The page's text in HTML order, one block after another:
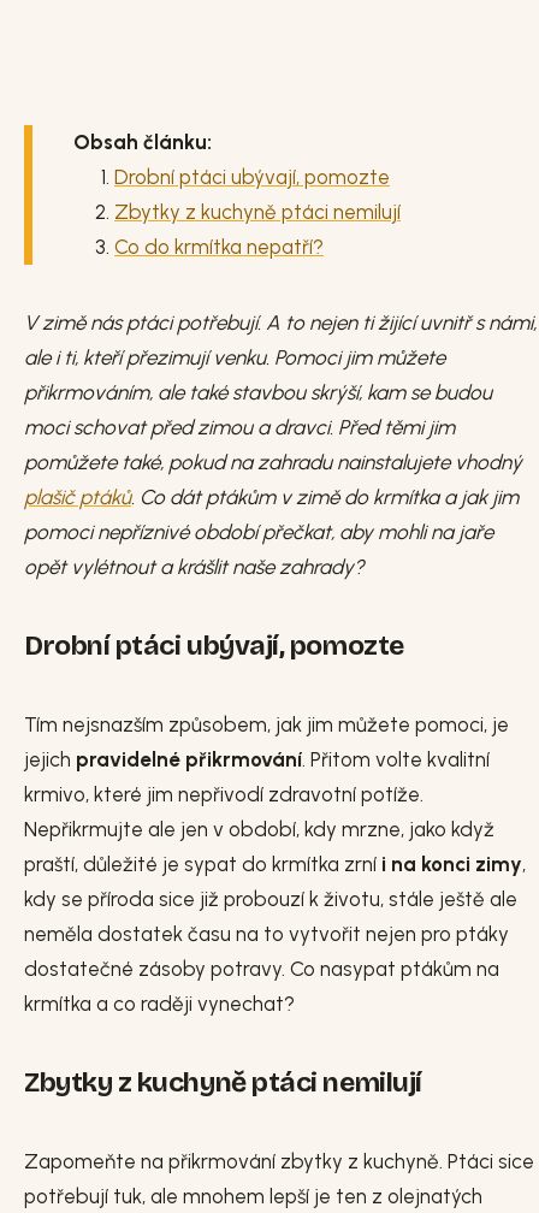
Obsah článku:
Drobní ptáci ubývají, pomozte
Zbytky z kuchyně ptáci nemilují
Co do krmítka nepatří?
V zimě nás ptáci potřebují. A to nejen ti žijící uvnitř s námi,
ale i ti, kteří přezimují venku. Pomoci jim můžete
přikrmováním, ale také stavbou skrýší, kam se budou
moci schovat před zimou a dravci. Před těmi jim
pomůžete také, pokud na zahradu nainstalujete vhodný
plašič ptáků. Co dát ptákům v zimě do krmítka a jak jim
pomoci nepříznivé období přečkat, aby mohli na jaře
opět vylétnout a krášlit naše zahrady?
Drobní ptáci ubývají, pomozte
Tím nejsnazším způsobem, jak jim můžete pomoci, je
jejich pravidelné přikrmování. Přitom volte kvalitní
krmivo, které jim nepřivodí zdravotní potíže.
Nepřikrmujte ale jen v období, kdy mrzne, jako když
praští, důležité je sypat do krmítka zrní i na konci zimy,
kdy se příroda sice již probouzí k životu, stále ještě ale
neměla dostatek času na to vytvořit nejen pro ptáky
dostatečné zásoby potravy. Co nasypat ptákům na
krmítka a co raději vynechat?
Zbytky z kuchyně ptáci nemilují
Zapomeňte na přikrmování zbytky z kuchyně. Ptáci sice
potřebují tuk, ale mnohem lepší je ten z olejnatých